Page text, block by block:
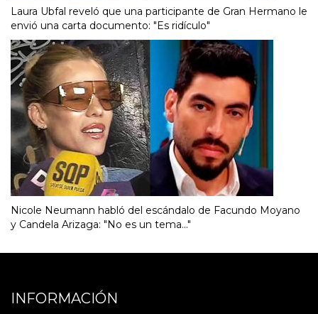
Laura Ubfal reveló que una participante de Gran Hermano le
envió una carta documento: "Es ridículo"
Nicole Neumann habló del escándalo de Facundo Moyano
y Candela Arizaga: "No es un tema..."
INFORMACIÓN